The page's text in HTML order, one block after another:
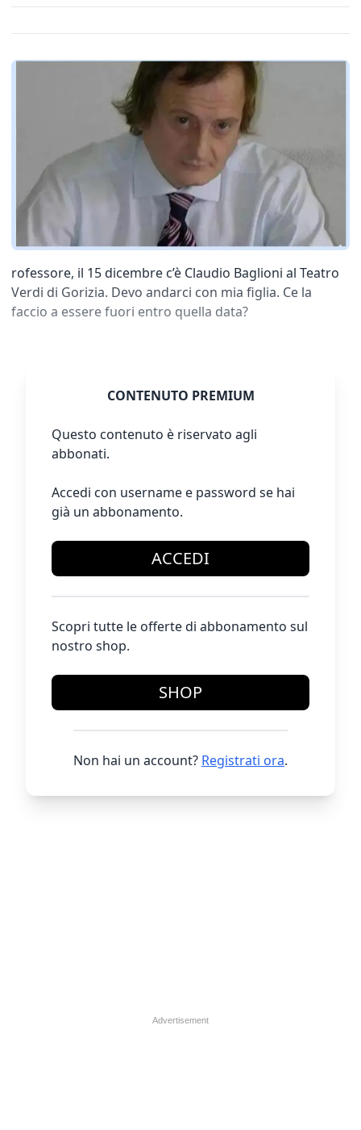
rofessore, il 15 dicembre c’è Claudio Baglioni al Teatro
Verdi di Gorizia. Devo andarci con mia figlia. Ce la
faccio a essere fuori entro quella data?
CONTENUTO PREMIUM
Questo contenuto è riservato agli
abbonati.
Accedi con username e password se hai
già un abbonamento.
ACCEDI
Scopri tutte le offerte di abbonamento sul
nostro shop.
SHOP
Non hai un account? Registrati ora.